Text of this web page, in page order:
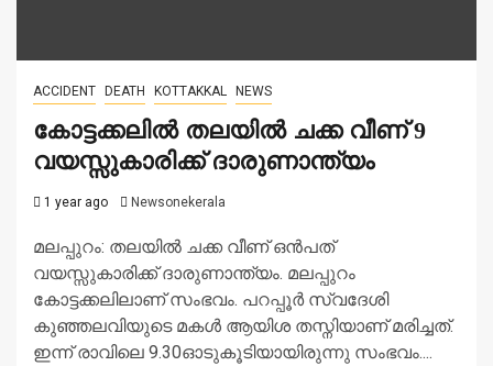
ACCIDENT DEATH KOTTAKKAL NEWS
കോട്ടക്കലിൽ തലയിൽ ചക്ക വീണ് 9
വയസ്സുകാരിക്ക് ദാരുണാന്ത്യം
1 year ago Newsonekerala
മലപ്പുറം: തലയിൽ ചക്ക വീണ് ഒൻപത്
വയസ്സുകാരിക്ക് ദാരുണാന്ത്യം. മലപ്പുറം
കോട്ടക്കലിലാണ് സംഭവം. പറപ്പൂർ സ്വദേശി
കുഞ്ഞലവിയുടെ മകൾ ആയിശ തസ്നിയാണ് മരിച്ചത്.
ഇന്ന് രാവിലെ 9.30ഓടുകൂടിയായിരുന്നു സംഭവം....